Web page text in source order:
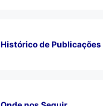
Histórico de Publicações